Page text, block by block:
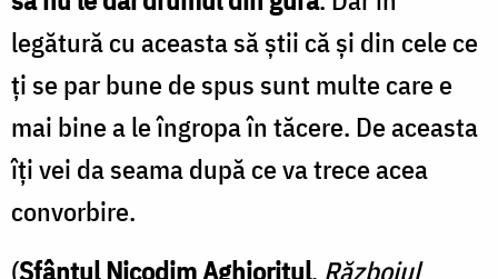
legătură cu aceasta să știi că și din cele ce
ți se par bune de spus sunt multe care e
mai bine a le îngropa în tăcere. De aceasta
îți vei da seama după ce va trece acea
convorbire.
(Sfântul Nicodim Aghioritul, Războiul